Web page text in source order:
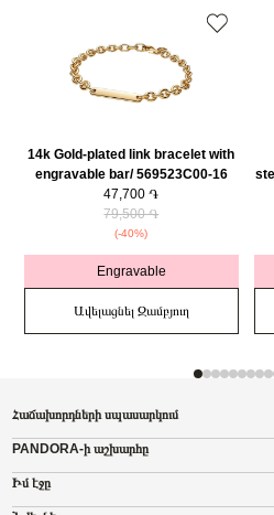
14k Gold-plated link bracelet with
engravable bar/ 569523C00-16
47,700 ֏
79,500 ֏
(-40%)
Engravable
Ավելացնել Զամբյուղ
Հաճախորդների սպասարկում
PANDORA-ի աշխարհը
Իմ էջը